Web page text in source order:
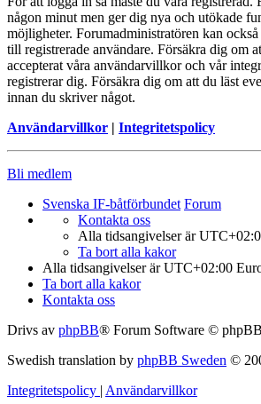
någon minut men ger dig nya och utökade
möjligheter. Forumadministratören kan
till registrerade användare. Försäkra dig om
accepterat våra användarvillkor och vår
registrerar dig. Försäkra dig om att du läst
innan du skriver något.
Användarvillkor | Integritetspolicy
Bli medlem
Svenska IF-båtförbundet Forum
Kontakta oss
Alla tidsangivelser är
Ta bort alla kakor
Alla tidsangivelser är UTC+02:00
Ta bort alla kakor
Kontakta oss
Drivs av phpBB® Forum Software ©
Swedish translation by phpBB Sweden ©
Integritetspolicy | Användarvillkor